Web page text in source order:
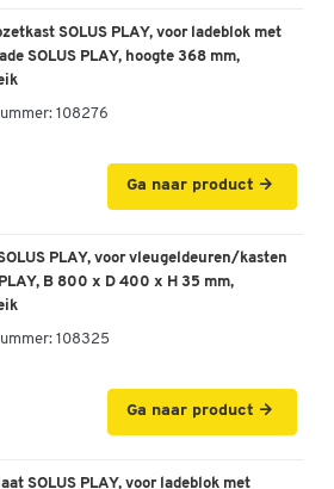
108274
SOLUS PLAY, met
aanbouw rechts, diepte
SOLUS PLAY, voor ladeblok met
SOLUS PLAY, hoogte 368 mm,
108276
Ga naar product
PLAY, voor vleugeldeuren/kasten
B 800 x D 400 x H 35 mm,
108325
Ga naar product
SOLUS PLAY, voor ladeblok met